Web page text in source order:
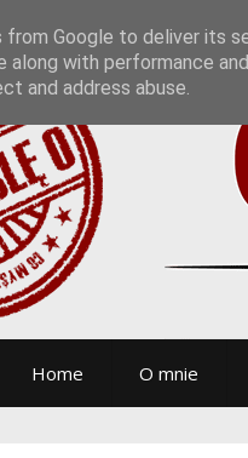
Home O mnie
Google to deliver its
along with performance
and address abuse.